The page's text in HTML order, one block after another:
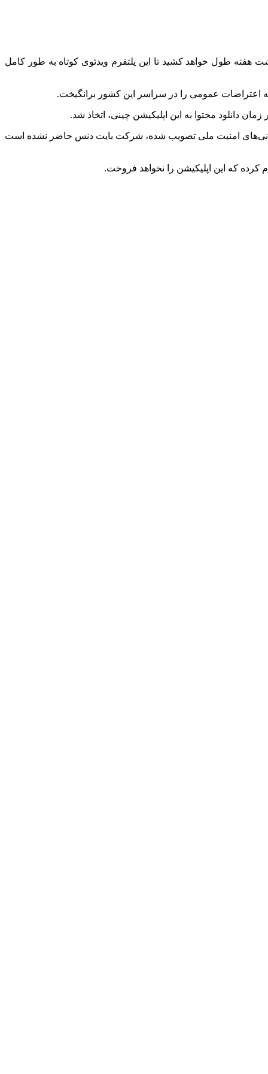
نشریه دیلی نیوز آلبانی به نقل از اِدی راما، نخست وزیر آلبانی نوشت: فیلتر تیک‌تاک از ژانویه آغاز می‌شود و مدت ۶ تا هشت هفته طول خواهد کشید تا این پلتفرم ویدئوی کوتاه به طور کامل
دانلود محتوا به این اپلیکیشن چینی، اتخاذ شد.
نگرانی‌های امنیت ملی تصویب شده، شرکت بایت دنس حاضر نشده است
که این اپلیکیشن را نخواهد فروخت.